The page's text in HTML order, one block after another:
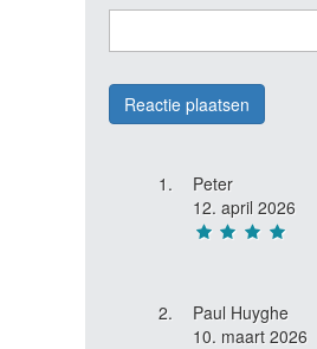
Peter
12. april 2026
Paul Huyghe
10. maart 2026